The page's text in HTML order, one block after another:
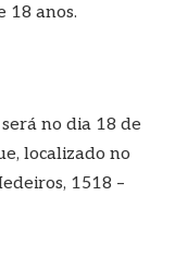
18 anos.
no dia 18 de
localizado no
1518 –